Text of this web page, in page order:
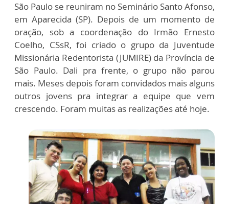
São Paulo se reuniram no Seminário Santo Afonso,
em Aparecida (SP). Depois de um momento de
oração, sob a coordenação do Irmão Ernesto
Coelho, CSsR, foi criado o grupo da Juventude
Missionária Redentorista (JUMIRE) da Província de
São Paulo. Dali pra frente, o grupo não parou
mais. Meses depois foram convidados mais alguns
outros jovens pra integrar a equipe que vem
crescendo. Foram muitas as realizações até hoje.